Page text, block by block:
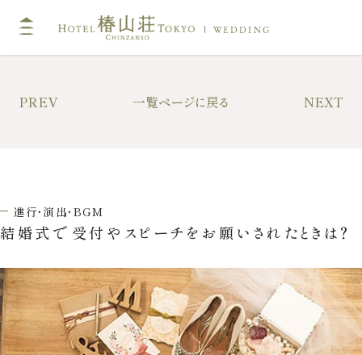
WEDDING
神社挙式
フォトガイドツアー
ドレス・和装
進行・演出・BGM
結婚式で受付やスピーチをお願いされたときは？
PREV 一覧ページに戻る NEXT